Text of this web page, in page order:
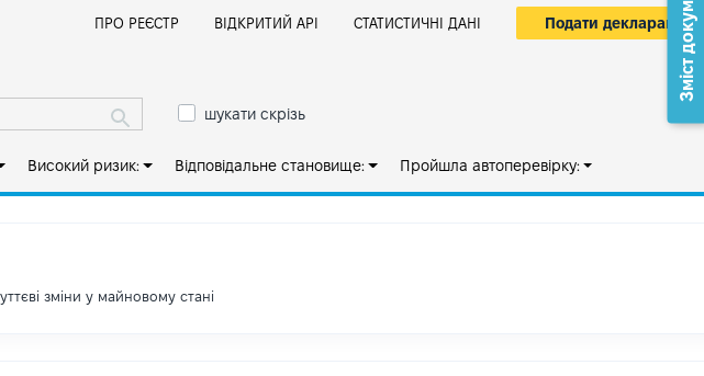
ПРО РЕЄСТР ВІДКРИТИЙ АРІ СТАТИСТИЧНІ ДАНІ Подати декларацію
шукати скрізь
Високий ризик: Відповідальне становище: Пройшла автоперевірку:
зміни y майновому стані
Зміст документа